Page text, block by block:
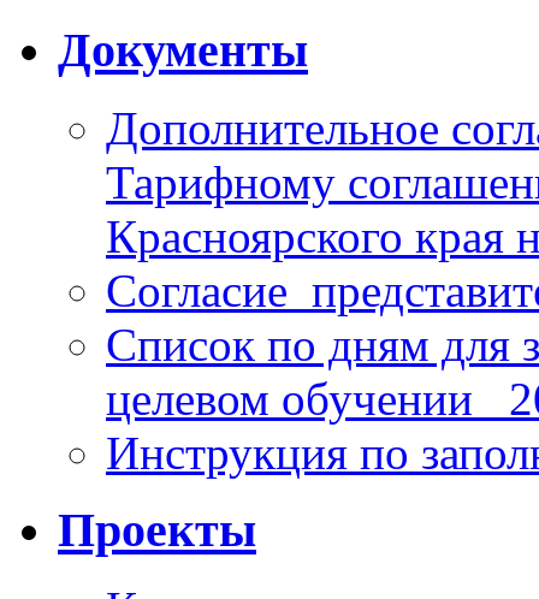
Документы
Дополнительное
Тарифному
Красноярского края
Список по дням для
целевом обучении_
Инструкция по
Проекты